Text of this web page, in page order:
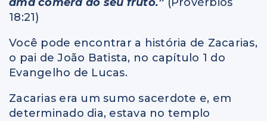
18:21)
Você pode encontrar a história de Zacarias,
o pai de João Batista, no capítulo 1 do
Evangelho de Lucas.
Zacarias era um sumo sacerdote e, em
determinado dia, estava no templo